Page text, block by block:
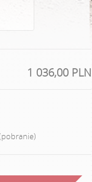
1 036,00 PLN